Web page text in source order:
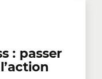
: passer